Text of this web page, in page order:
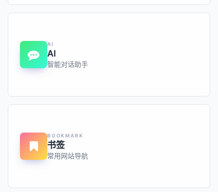
AI
AI
智能对话助手
BOOKMARK
书签
常用网站导航